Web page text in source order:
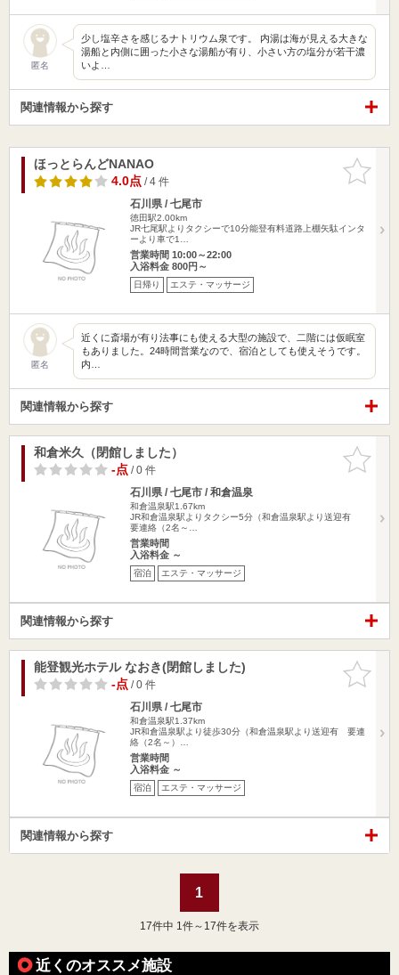
匿名
少し塩辛さを感じるナトリウム泉です。 内湯は海が見える大きな
湯船と内側に囲った小さな湯船が有り、小さい方の塩分が若干濃
いよ…
関連情報から探す
お気に入
りに追加
ほっとらんどNANAO
4.0点/ 4 件
石川県 / 七尾市
徳田駅2.00km
JR七尾駅よりタクシーで10分能登有料道路上棚矢駄インタ
ーより車で1…
営業時間 10:00～22:00
入浴料金 800円～
日帰り エステ・マッサージ
匿名
近くに斎場が有り法事にも使える大型の施設で、二階には仮眠室
もありました。24時間営業なので、宿泊としても使えそうです。
内…
関連情報から探す
お気に入
りに追加
和倉米久（閉館しました）
-点/ 0 件
石川県 / 七尾市 / 和倉温泉
和倉温泉駅1.67km
JR和倉温泉駅よりタクシー5分（和倉温泉駅より送迎有
要連絡（2名～…
営業時間
入浴料金 ～
宿泊 エステ・マッサージ
関連情報から探す
お気に入
りに追加
能登観光ホテル なおき(閉館しました)
-点/ 0 件
石川県 / 七尾市
和倉温泉駅1.37km
JR和倉温泉駅より徒歩30分（和倉温泉駅より送迎有 要連
絡（2名～）…
営業時間
入浴料金 ～
宿泊 エステ・マッサージ
関連情報から探す
1
17件中 1件～17件を表示
近くのオススメ施設